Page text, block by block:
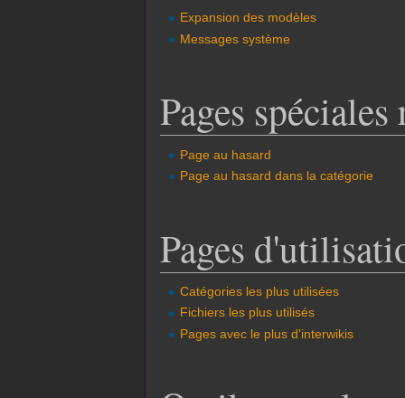
Expansion des modèles
Messages système
Pages
Page au hasard
Page au hasard dans la catégorie
Pages
Catégories les plus utilisées
Fichiers les plus utilisés
Pages avec le plus d'interwikis